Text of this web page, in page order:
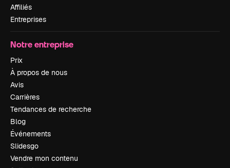
Affiliés
Entreprises
Notre entreprise
Prix
À propos de nous
Avis
Carrières
Tendances de recherche
Blog
Événements
Slidesgo
Vendre mon contenu